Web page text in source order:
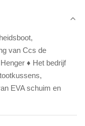
van Ccs de
♦ Het bedrijf
EVA schuim en